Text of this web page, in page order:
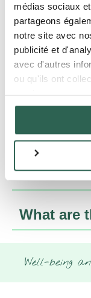
médias sociaux
partageons
notre site avec
publicité et
avec d'autres
ou qu'ils ont
Which
Nutreov
Can I
How long
prepare
What are
What are
Well-being